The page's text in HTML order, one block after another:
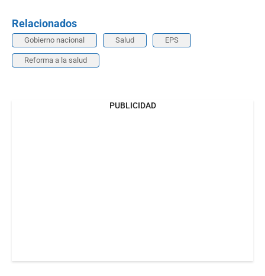
Relacionados
Gobierno nacional Salud EPS
Reforma a la salud
PUBLICIDAD